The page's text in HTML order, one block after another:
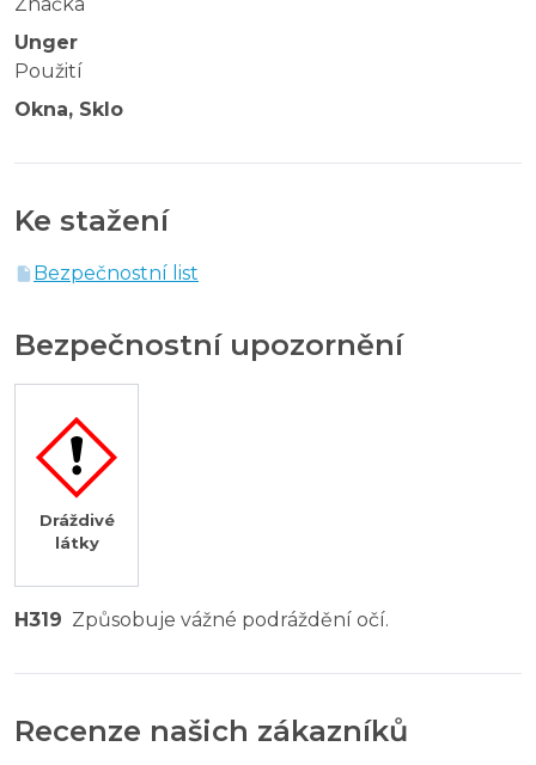
Unger
Použití
Okna, Sklo
Ke stažení
Bezpečnostní list
Bezpečnostní upozornění
Dráždivé
látky
H319 Způsobuje vážné podráždění očí.
Recenze našich zákazníků